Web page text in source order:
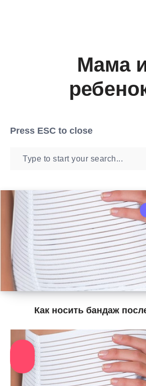
Мама
Press ESC to close
Как носить бандаж